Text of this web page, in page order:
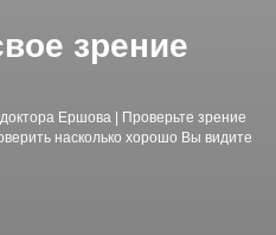
зрение
Ершова | Проверьте зрение
насколько хорошо Вы видите